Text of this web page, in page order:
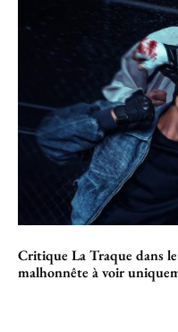
Critique La Traque dans
malhonnête à voir